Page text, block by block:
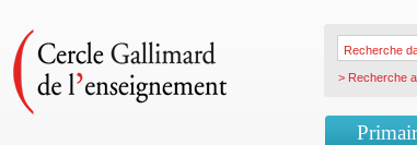
> Recherche